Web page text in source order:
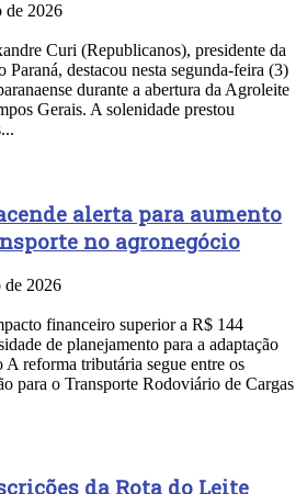
de 2026
Curi (Republicanos), presidente da
destacou nesta segunda-feira (3)
durante a abertura da Agroleite
Gerais. A solenidade prestou
alerta para aumento
no agronegócio
de 2026
financeiro superior a R$ 144
de planejamento para a adaptação
reforma tributária segue entre os
para o Transporte Rodoviário de Cargas
da Rota do Leite